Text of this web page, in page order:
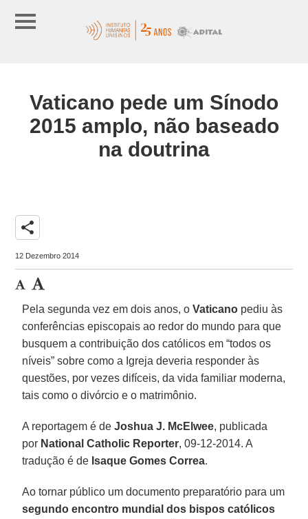
Vaticano pede um Sínodo
2015 amplo, não baseado
na doutrina
share
12 Dezembro 2014
Pela segunda vez em dois anos, oVaticano pediu às
conferências episcopais ao redor do mundo para que
busquem a contribuição dos católicos em “todos os
níveis” sobre como a Igreja deveria responder às
questões, por vezes difíceis, da vida familiar moderna,
tais como o divórcio e o matrimônio.
A reportagem é deJoshua J. McElwee, publicada
por National Catholic Reporter, 09-12-2014. A
tradução é de Isaque Gomes Correa.
Ao tornar público um documento preparatório para um
segundo encontro mundial dos bispos católicos